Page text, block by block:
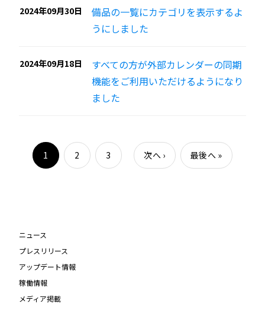
2024年09月30日
備品の一覧にカテゴリを表示するよ
うにしました
2024年09月18日
すべての方が外部カレンダーの同期
機能をご利用いただけるようになり
ました
1 2 3 次へ› 最後へ »
ニュース
プレスリリース
アップデート情報
稼働情報
メディア掲載